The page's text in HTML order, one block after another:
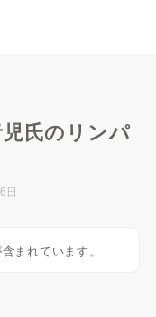
氏のリンパ
日
まれています。